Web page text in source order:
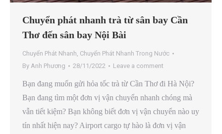
Chuyển phát nhanh trà từ sân bay Cần
Thơ đến sân bay Nội Bài
Chuyển Phát Nhanh, Chuyển Phát Nhanh Trong Nước
By Anh Phương 28/11/2022 Leave a comment
Bạn đang muốn gửi hỏa tốc trà từ Cần Thơ đi Hà Nội?
Bạn đang tìm một đơn vị vận chuyển nhanh chóng mà
vẫn tiết kiệm? Bạn không biết đơn vị vận chuyển nào uy
tín nhất hiện nay? Airport cargo tự hào là đơn vị vận